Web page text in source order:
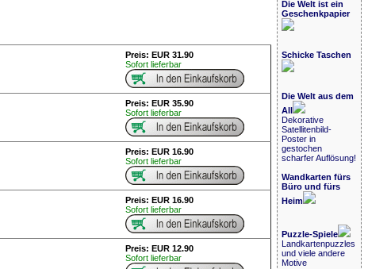
Preis: EUR 31.90
Sofort lieferbar
Preis: EUR 35.90
Sofort lieferbar
Preis: EUR 16.90
Sofort lieferbar
Preis: EUR 16.90
Sofort lieferbar
Preis: EUR 12.90
Sofort lieferbar
Die Welt ist ein
Geschenkpapier
Schicke Taschen
Die Welt aus dem
All
Dekorative
Satellitenbild-
Poster in
gestochen
scharfer Auflösung!
Wandkarten fürs
Büro und fürs
Heim
Puzzle-Spiele
Landkartenpuzzles
und viele andere
Motive